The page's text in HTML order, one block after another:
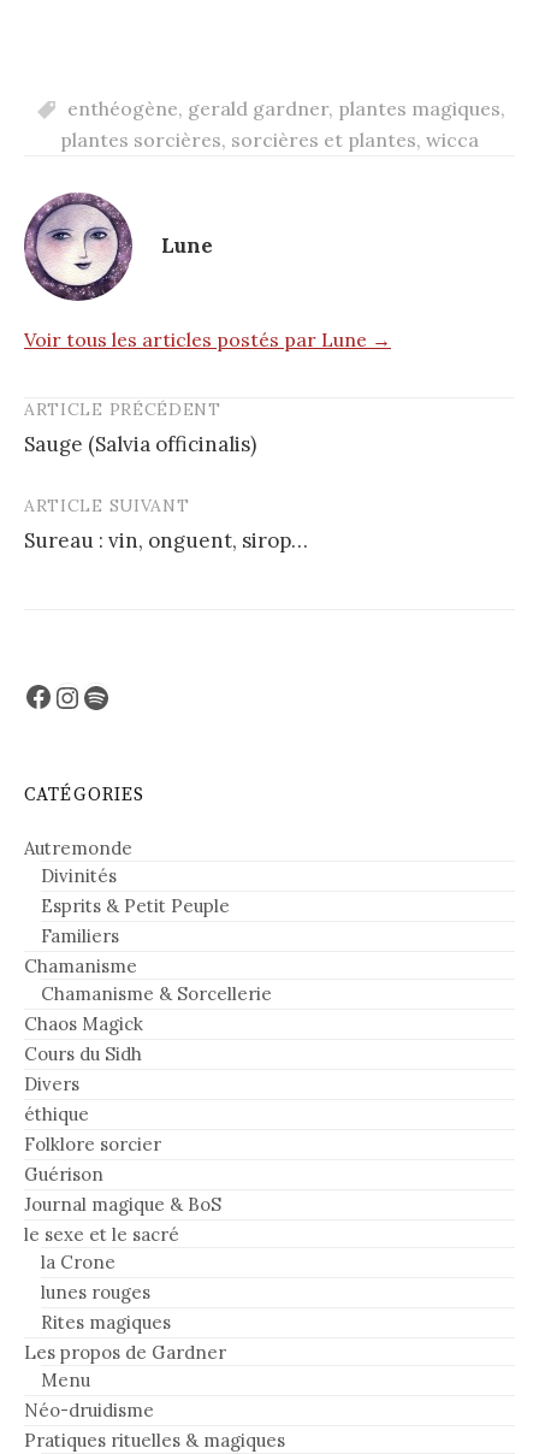
enthéogène, gerald gardner, plantes magiques,
plantes sorcières, sorcières et plantes, wicca
Lune
Voir tous les articles postés par Lune →
Post
navigation
ARTICLE PRÉCÉDENT
Sauge (Salvia officinalis)
ARTICLE SUIVANT
Sureau : vin, onguent, sirop…
Facebook
Instagram
Spotify
CATÉGORIES
Autremonde
Divinités
Esprits & Petit Peuple
Familiers
Chamanisme
Chamanisme & Sorcellerie
Chaos Magick
Cours du Sidh
Divers
éthique
Folklore sorcier
Guérison
Journal magique & BoS
le sexe et le sacré
la Crone
lunes rouges
Rites magiques
Les propos de Gardner
Menu
Néo-druidisme
Pratiques rituelles & magiques